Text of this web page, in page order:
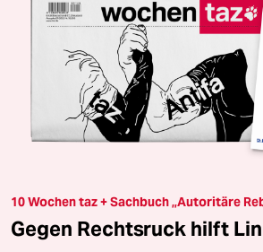
10 Wochen taz + Sachbuch „Autoritäre
Gegen Rechtsruck hilft